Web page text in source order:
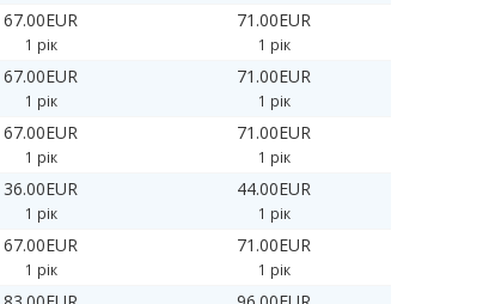
67.00EUR
1 рік
71.00EUR
1 рік
67.00EUR
1 рік
71.00EUR
1 рік
67.00EUR
1 рік
71.00EUR
1 рік
36.00EUR
1 рік
44.00EUR
1 рік
67.00EUR
1 рік
71.00EUR
1 рік